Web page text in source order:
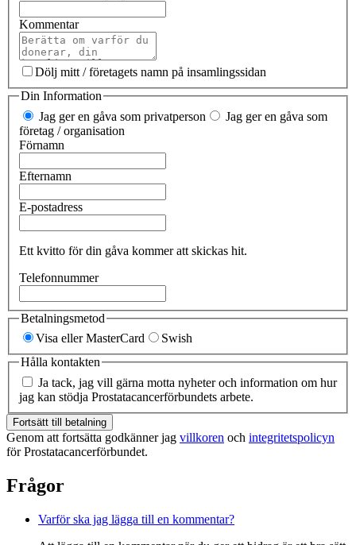
Kommentar
Dölj mitt / företagets namn på insamlingssidan
Din Information
Jag ger en gåva som privatperson
Jag ger en gåva som
företag / organisation
Förnamn
Efternamn
E-postadress
Ett kvitto för din gåva kommer att skickas hit.
Telefonnummer
Betalningsmetod
Visa eller MasterCard
Swish
Hålla kontakten
Ja tack, jag vill gärna motta nyheter och information om hur
jag kan stödja Prostatacancerförbundets arbete.
Fortsätt till betalning
Genom att fortsätta godkänner jag villkoren och integritetspolicyn
för Prostatacancerförbundet.
Frågor
Varför ska jag lägga till en kommentar?